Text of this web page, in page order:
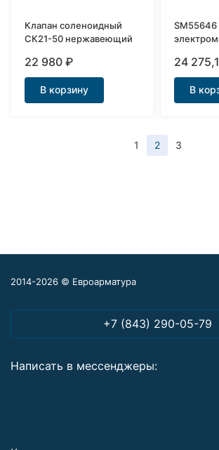
Клапан соленоидный
СК21-50 нержавеющий
22 980₽
В корзину
SM55646
24
В
1 2 3
2014-2026 © Евроарматура
+7 (843) 290-05-79
Написать в мессенджеры: